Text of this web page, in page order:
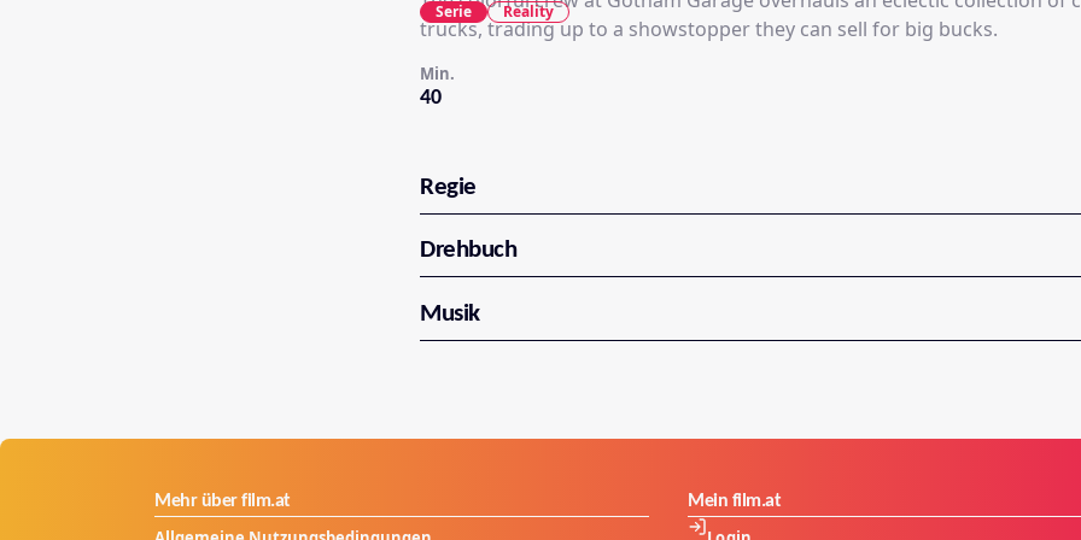
trucks, trading up to a showstopper they can sell for big bucks.
40
Min.
Serie Reality
Regie
Drehbuch
Musik
Mehr über film.at Mein film.at